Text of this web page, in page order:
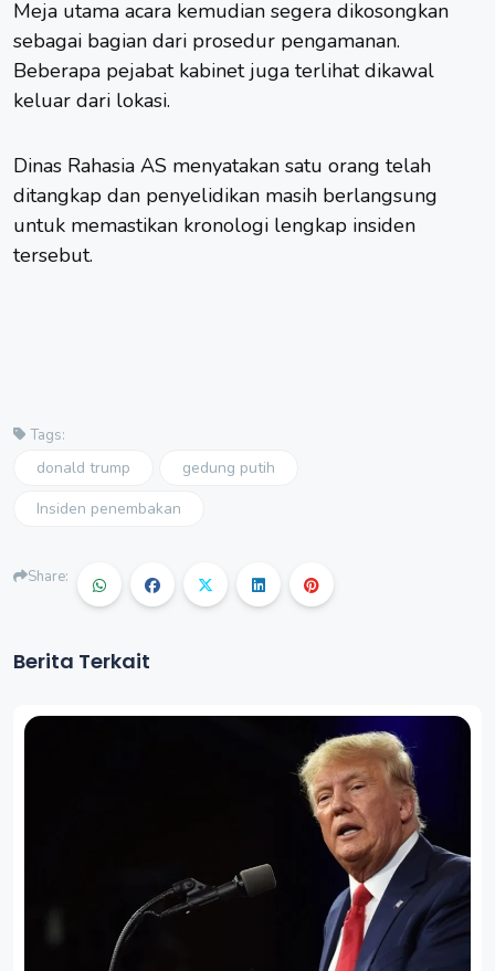
Meja utama acara kemudian segera dikosongkan
sebagai bagian dari prosedur pengamanan.
Beberapa pejabat kabinet juga terlihat dikawal
keluar dari lokasi.
Dinas Rahasia AS menyatakan satu orang telah
ditangkap dan penyelidikan masih berlangsung
untuk memastikan kronologi lengkap insiden
tersebut.
Tags:
donald trump
gedung putih
Insiden penembakan
Share:
Berita Terkait